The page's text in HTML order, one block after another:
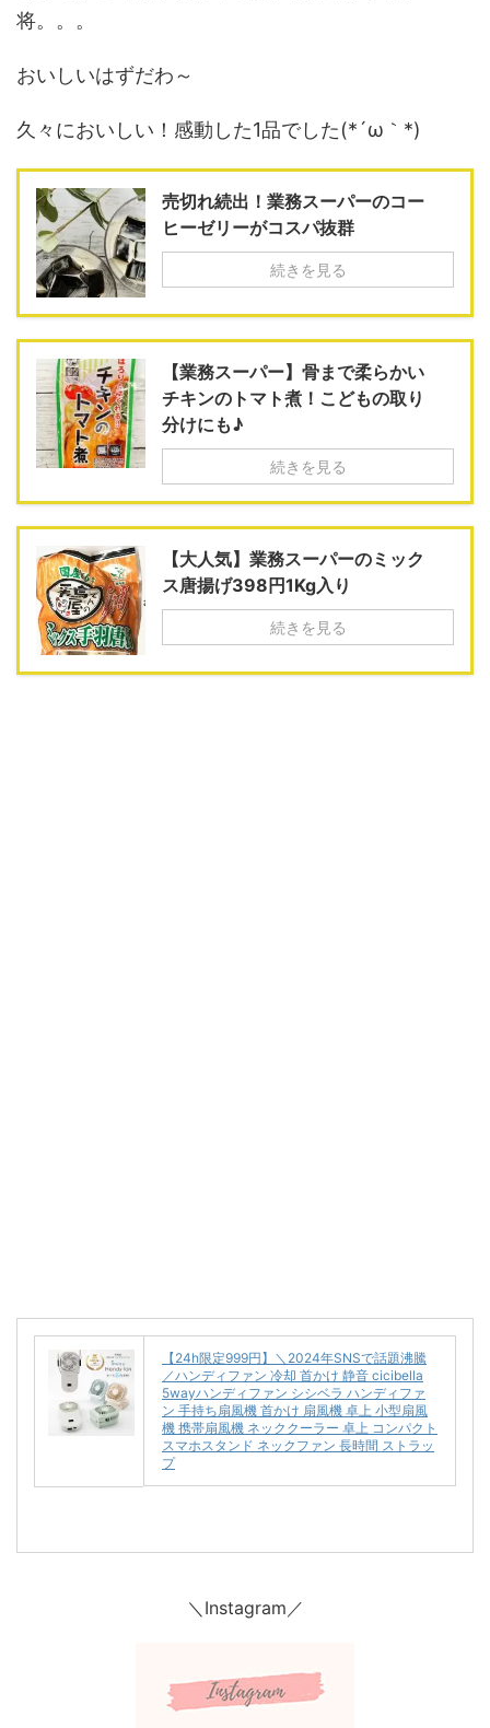
将。。。
おいしいはずだわ～
久々においしい！感動した1品でした(*´ω｀*)
売切れ続出！業務スーパーのコー
ヒーゼリーがコスパ抜群
続きを見る
【業務スーパー】骨まで柔らかい
チキンのトマト煮！こどもの取り
分けにも♪
続きを見る
【大人気】業務スーパーのミック
ス唐揚げ398円1Kg入り
続きを見る
【24h限定999円】＼2024年SNSで話題沸騰
／ハンディファン 冷却 首かけ 静音 cicibella
5wayハンディファン シシベラ ハンディファ
ン 手持ち扇風機 首かけ 扇風機 卓上 小型扇風
機 携帯扇風機 ネッククーラー 卓上 コンパクト
スマホスタンド ネックファン 長時間 ストラッ
プ
＼Instagram／